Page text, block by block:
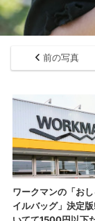
前の写真